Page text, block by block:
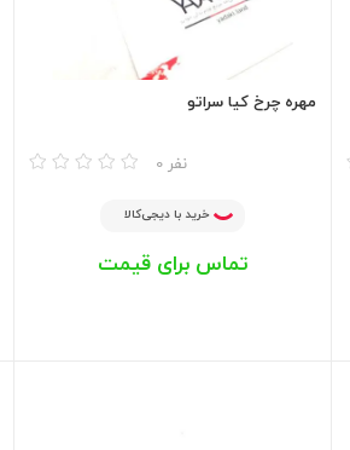
مهره چرخ کیا سراتو
0 نفر
خرید با دیجی‌کالا
تماس برای قیمت